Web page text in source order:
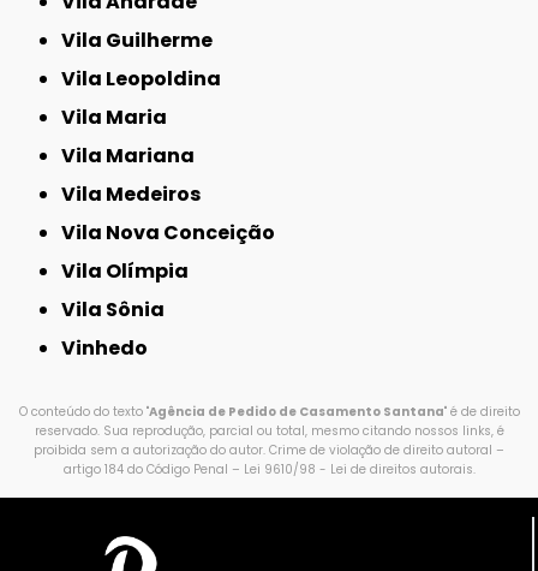
Vila Guilherme
Vila Leopoldina
Vila Maria
Vila Mariana
Vila Medeiros
Vila Nova Conceição
Vila Olímpia
Vila Sônia
Vinhedo
O conteúdo do texto "Agência de Pedido de Casamento Santana" é de direito
reservado. Sua reprodução, parcial ou total, mesmo citando nossos links, é
proibida sem a autorização do autor. Crime de violação de direito autoral –
artigo 184 do Código Penal – Lei 9610/98 - Lei de direitos autorais.